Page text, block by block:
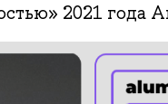
2021 года